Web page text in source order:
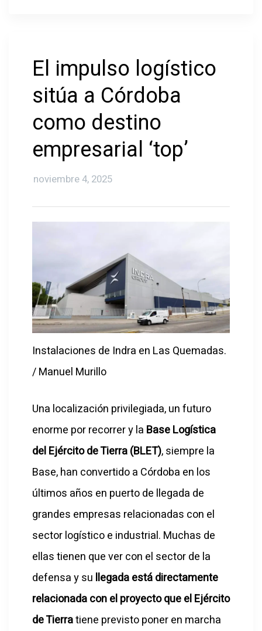
El impulso logístico
sitúa a Córdoba
como destino
empresarial ‘top’
noviembre 4, 2025
Instalaciones de Indra en Las Quemadas.
/ Manuel Murillo
Una localización privilegiada, un futuro
enorme por recorrer y la Base Logística
del Ejército de Tierra (BLET), siempre la
Base, han convertido a Córdoba en los
últimos años en puerto de llegada de
grandes empresas relacionadas con el
sector logístico e industrial. Muchas de
ellas tienen que ver con el sector de la
defensa y su llegada está directamente
relacionada con el proyecto que el Ejército
de Tierratiene previsto poner en marcha